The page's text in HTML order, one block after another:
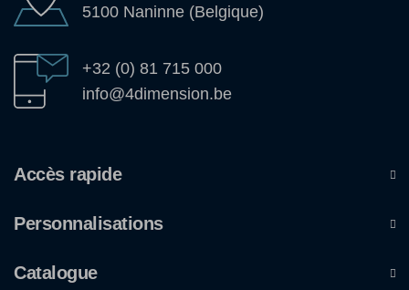
5100 Naninne (Belgique)
+32 (0) 81 715 000
info@4dimension.be
Accès rapide
Personnalisations
Catalogue